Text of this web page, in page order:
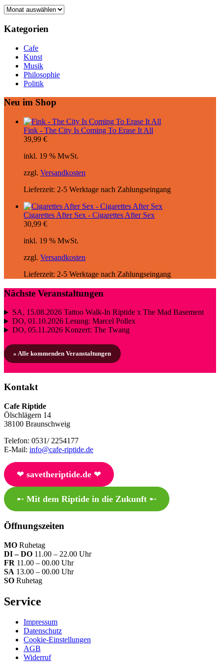
Archiv
Kategorien
Cafe
Kunst
Musik
Philosophie
Politik
Neu im Shop
Fink - The City Is Coming To Erase It All
39,99 €
inkl. 19 % MwSt.
zzgl. Versandkosten
Lieferzeit: 2-5 Werktage nach Zahlungseingang
Cigarettes After Sex - Cigarettes After Sex
30,99 €
inkl. 19 % MwSt.
zzgl. Versandkosten
Lieferzeit: 2-5 Werktage nach Zahlungseingang
Nächste Veranstaltungen
SA, 15.08.2026Tattoo Walk-In Riptide x The Mad Basement
DO, 01.10.2026Lesung: Marcel Pollex
DO, 05.11.2026Konzert: The Twang
» Alle kommenden Veranstaltungen
Kontakt
Cafe Riptide
Ölschlägern 14
38100 Braunschweig
Telefon: 0531/ 2254177
E-Mail: info@cafe-riptide.de
❤︎ savetheriptide.de❤︎
➸ Mit dem Riptide in die Zukunft➸
Öffnungszeiten
MO Ruhetag
DI – DO 11.00 – 22.00 Uhr
FR 11.00 – 00.00 Uhr
SA 13.00 – 00.00 Uhr
SO Ruhetag
Service
Impressum
Datenschutz
Cookie-Einstellungen
AGB
Widerruf